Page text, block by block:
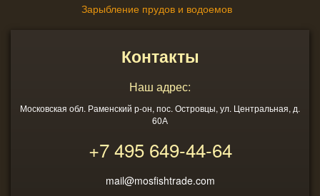
Зарыбление прудов и водоемов
Контакты
Наш адрес:
Московская обл. Раменский р-он, пос. Островцы, ул. Центральная, д.
60А
+7 495649-44-64
mail@mosfishtrade.com